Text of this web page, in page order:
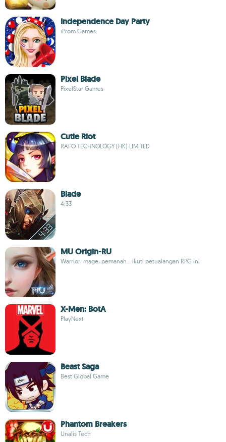
Independence Day Party
iProm Games
Pixel Blade
PixelStar Games
Cutie Riot
RAFO TECHNOLOGY (HK) LIMITED
Blade
4:33
MU Origin-RU
Warrior, mage, pemanah... ikuti petualangan RPG ini
X-Men: BotA
PlayNext
Beast Saga
Best Global Game
Phantom Breakers
Unalis Tech